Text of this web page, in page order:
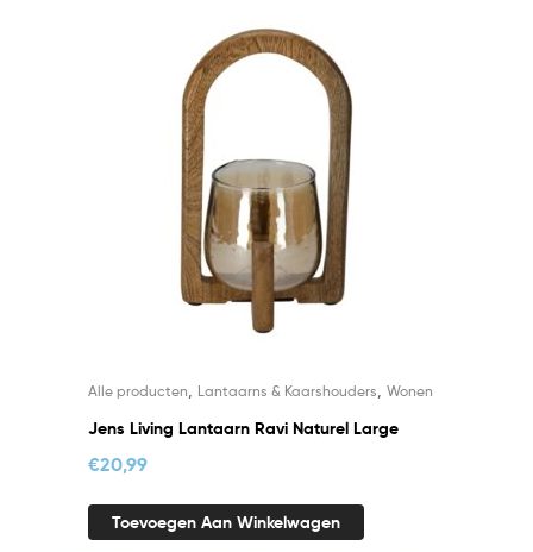
Alle producten Lantaarns & Kaarshouders Wonen
Jens Living Lantaarn Ravi Naturel Large
€20,99
Toevoegen Aan Winkelwagen